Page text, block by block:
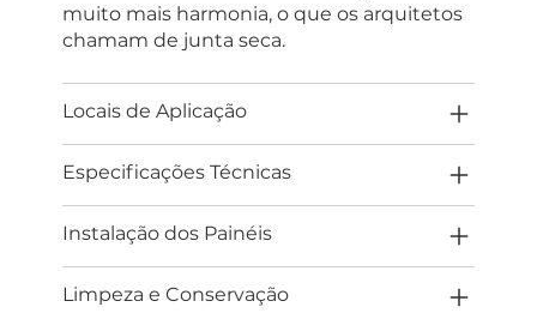
muito mais harmonia, o que os arquitetos
chamam de junta seca.
Locais de Aplicação
Especificações Técnicas
Instalação dos Painéis
Limpeza e Conservação